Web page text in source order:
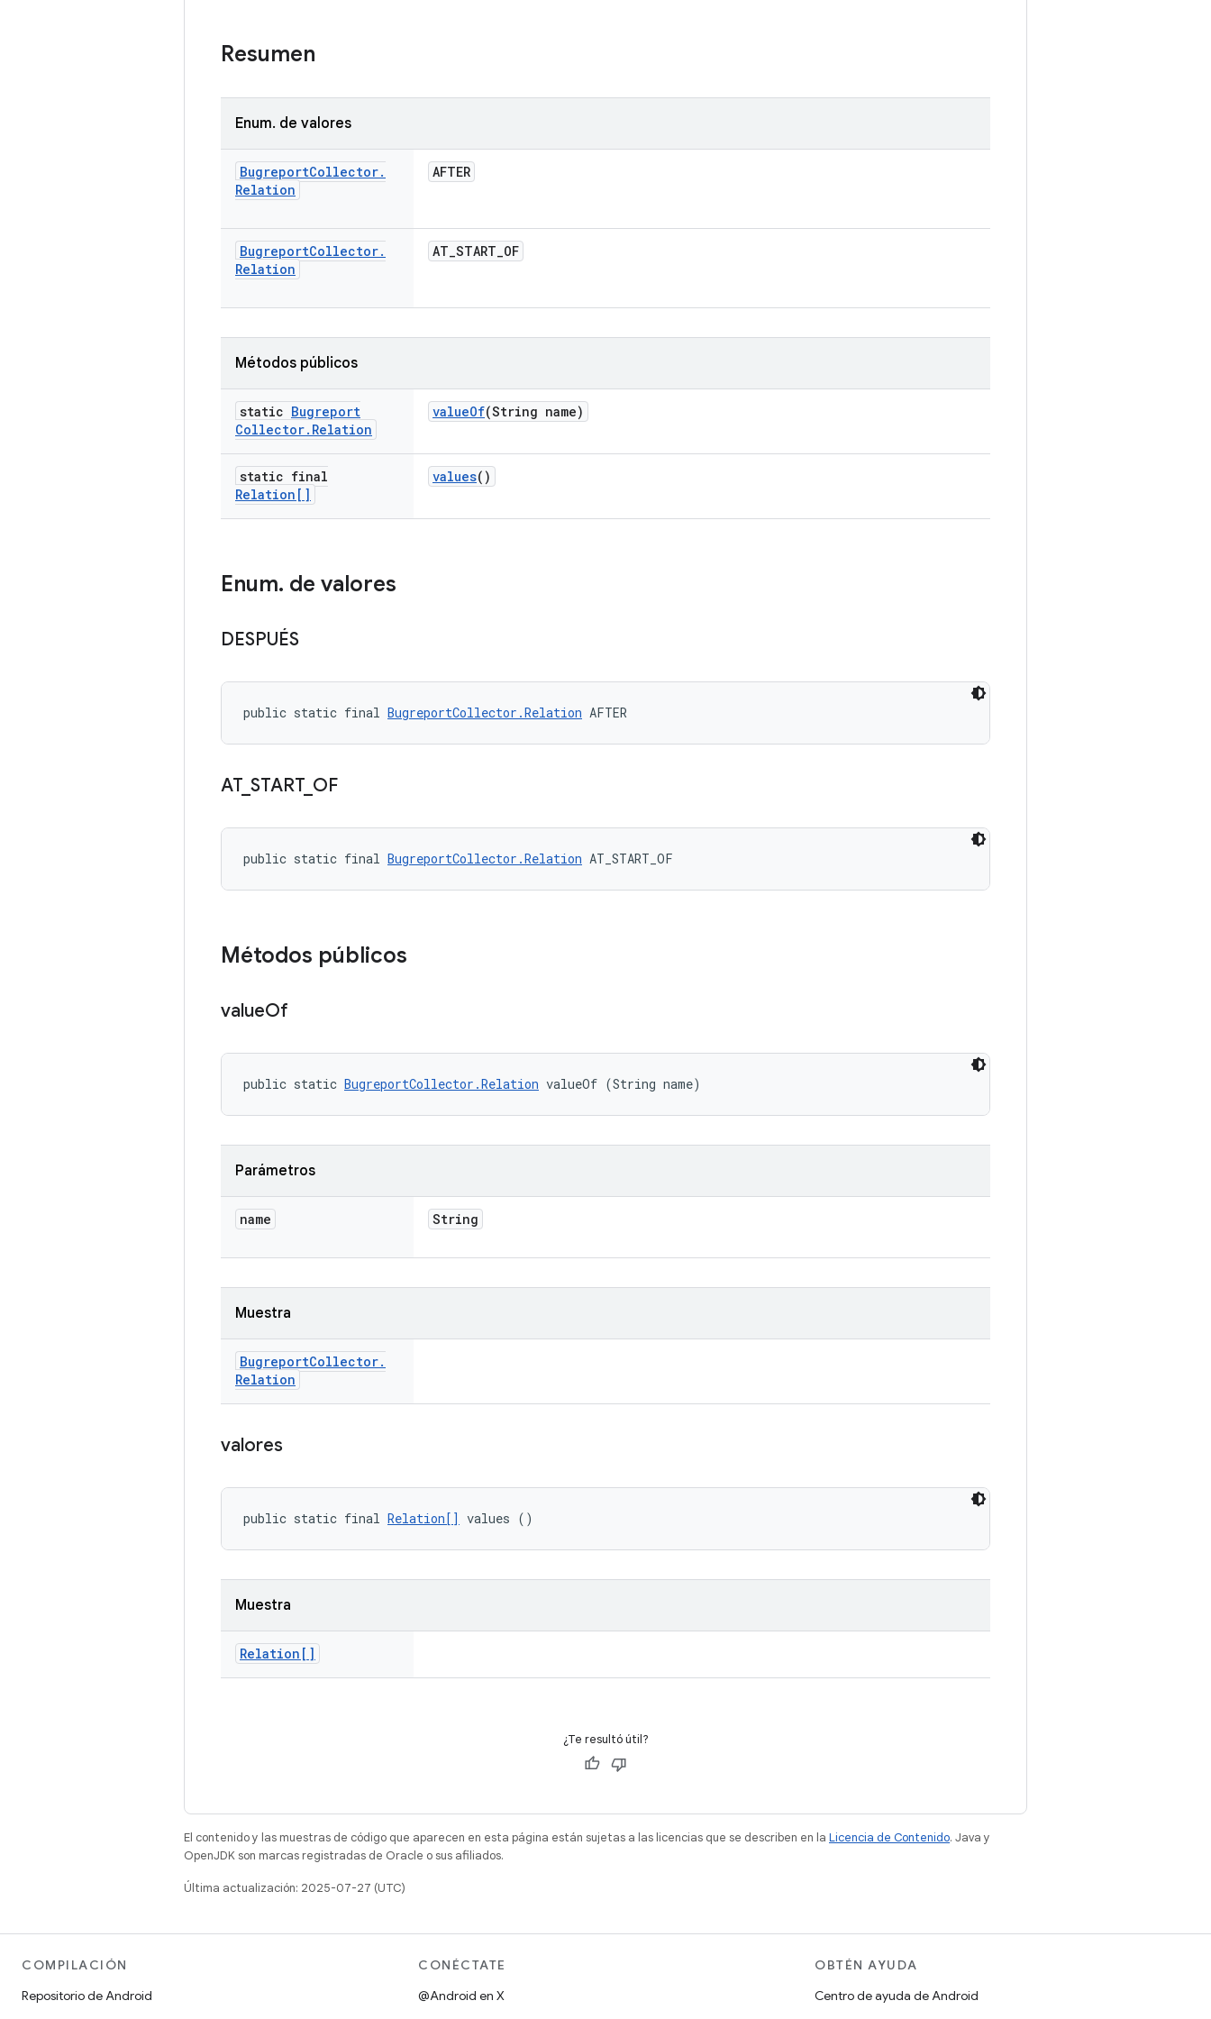
Resumen
Enum. de valores
BugreportCollector.
Relation
AFTER
BugreportCollector.
Relation
AT_START_OF
Métodos públicos
static Bugreport
Collector. Relation
valueOf(String name)
static final
Relation[]
values()
Enum. de valores
DESPUÉS
public static final BugreportCollector.Relation AFTER
AT_ START_ OF
public static final BugreportCollector.Relation AT_START_OF
Métodos públicos
valueOf
public static BugreportCollector.Relation valueOf (String name)
Parámetros
name String
Muestra
BugreportCollector.
Relation
valores
public static final Relation[] values ()
Muestra
Relation[]
¿Te resultó útil?
El contenido y las muestras de código que aparecen en esta página están sujetas a las licencias que se describen en la Licencia de Contenido. Java y
OpenJDK son marcas registradas de Oracle o sus afiliados.
Última actualización: 2025-07-27 (UTC)
COMPILACIÓN
Repositorio de Android
CONÉCTATE
@Android en X
OBTÉN AYUDA
Centro de ayuda de Android